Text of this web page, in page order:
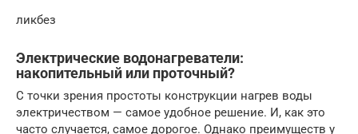
ликбез
Электрические водонагреватели:
накопительный или проточный?
С точки зрения простоты конструк­ции нагрев воды
электричеством — самое удобное решение. И, как это
часто случа­ется, самое дорогое. Однако преимуществ у